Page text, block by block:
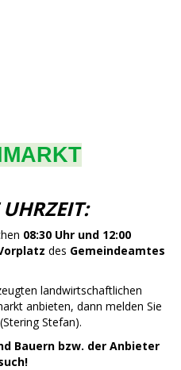
08:30 Uhr und 12:00
des Gemeindeamtes
landwirtschaftlichen
anbieten, dann melden Sie
Stefan).
Bauern bzw. der Anbieter